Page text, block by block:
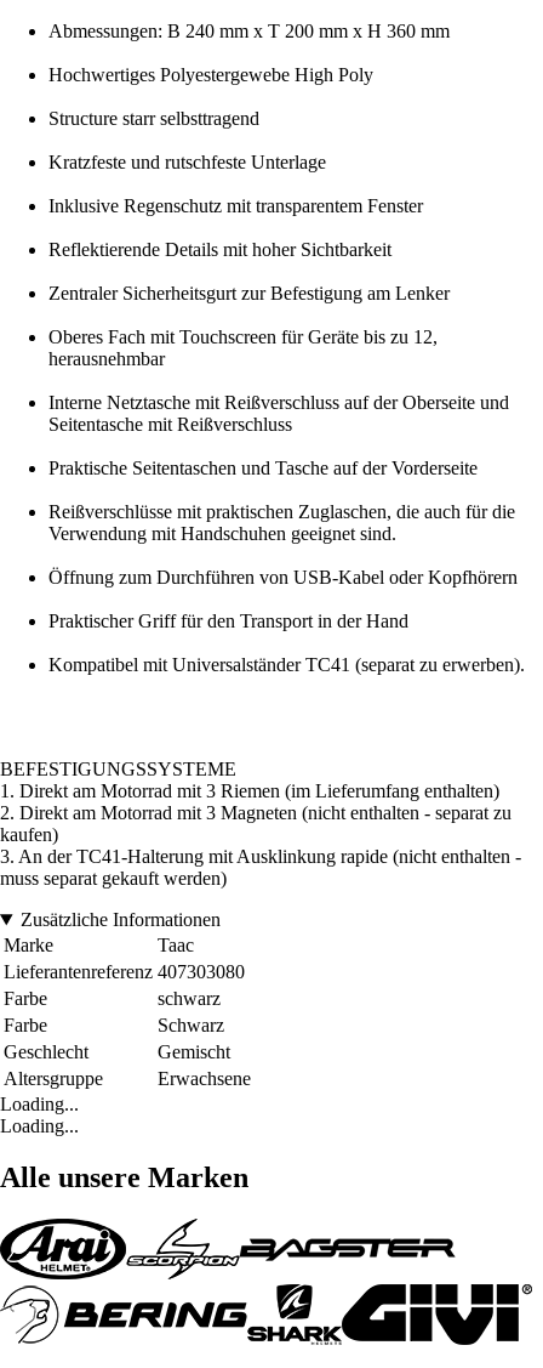
Abmessungen: B 240 mm x T 200 mm x H 360 mm
Hochwertiges Polyestergewebe High Poly
Structure starr selbsttragend
Kratzfeste und rutschfeste Unterlage
Inklusive Regenschutz mit transparentem Fenster
Reflektierende Details mit hoher Sichtbarkeit
Zentraler Sicherheitsgurt zur Befestigung am Lenker
Oberes Fach mit Touchscreen für Geräte bis zu 12,
herausnehmbar
Interne Netztasche mit Reißverschluss auf der Oberseite und
Seitentasche mit Reißverschluss
Praktische Seitentaschen und Tasche auf der Vorderseite
Reißverschlüsse mit praktischen Zuglaschen, die auch für die
Verwendung mit Handschuhen geeignet sind.
Öffnung zum Durchführen von USB-Kabel oder Kopfhörern
Praktischer Griff für den Transport in der Hand
Kompatibel mit Universalständer TC41 (separat zu erwerben).
BEFESTIGUNGSSYSTEME
1. Direkt am Motorrad mit 3 Riemen (im Lieferumfang enthalten)
2. Direkt am Motorrad mit 3 Magneten (nicht enthalten - separat zu
kaufen)
3. An der TC41-Halterung mit Ausklinkung rapide (nicht enthalten -
muss separat gekauft werden)
Zusätzliche Informationen
Marke
Taac
Lieferantenreferenz 407303080
Farbe
schwarz
Farbe
Schwarz
Geschlecht
Gemischt
Altersgruppe
Erwachsene
Loading...
Loading...
Alle unsere Marken